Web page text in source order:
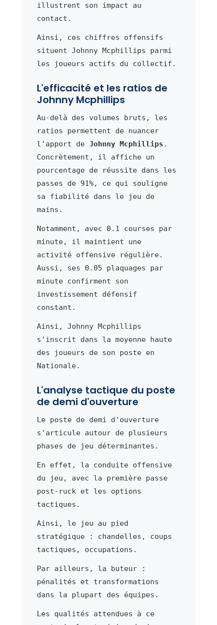
illustrent son impact au
contact.
Ainsi, ces chiffres offensifs
situent Johnny Mcphillips parmi
les joueurs actifs du collectif.
L'efficacité et les ratios de
Johnny Mcphillips
Au-delà des volumes bruts, les
ratios permettent de nuancer
l'apport de Johnny Mcphillips .
Concrètement, il affiche un
pourcentage de réussite dans les
passes de 91%, ce qui souligne
sa fiabilité dans le jeu de
mains.
Notamment, avec 0.1 courses par
minute, il maintient une
activité offensive régulière.
Aussi, ses 0.05 plaquages par
minute confirment son
investissement défensif
constant.
Ainsi, Johnny Mcphillips
s'inscrit dans la moyenne haute
des joueurs de son poste en
Nationale.
L'analyse tactique du poste
de demi d'ouverture
Le poste de demi d'ouverture
s'articule autour de plusieurs
phases de jeu déterminantes.
En effet, la conduite offensive
du jeu, avec la première passe
post-ruck et les options
tactiques.
Ainsi, le jeu au pied
stratégique : chandelles, coups
tactiques, occupations.
Par ailleurs, la buteur :
pénalités et transformations
dans la plupart des équipes.
Les qualités attendues à ce